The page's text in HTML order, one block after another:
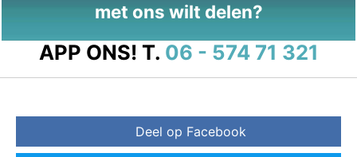
met ons wilt delen?
APP ONS! T. 06 - 574 71 321
Deel op Facebook